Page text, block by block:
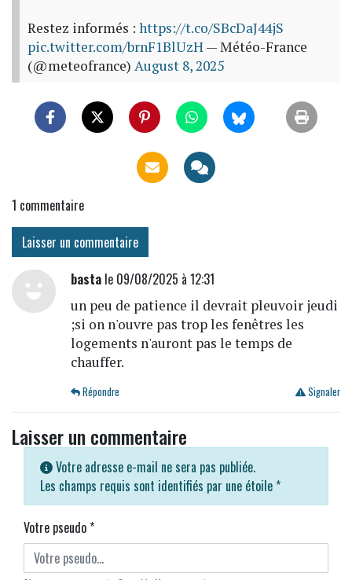
Restez informés : https://t.co/SBcDaJ44jS
pic.twitter.com/brnF1BlUzH— Météo-France
(@meteofrance) August 8, 2025
1 commentaire
Laisser un commentaire
bastale 09/08/2025 à 12:31
un peu de patience il devrait pleuvoir jeudi
;si on n'ouvre pas trop les fenêtres les
logements n'auront pas le temps de
chauffer.
Signaler
Répondre
Laisser un commentaire
Votre adresse e-mail ne sera pas publiée.
Les champs requis sont identifiés par une étoile *
Votre pseudo*